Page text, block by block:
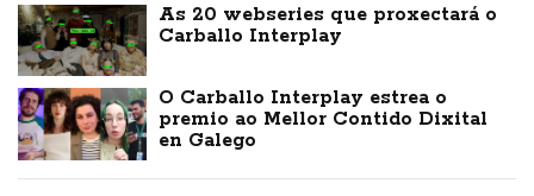
As 20 webseries que proxectará o
Carballo Interplay
O Carballo Interplay estrea o
premio ao Mellor Contido Dixital
en Galego